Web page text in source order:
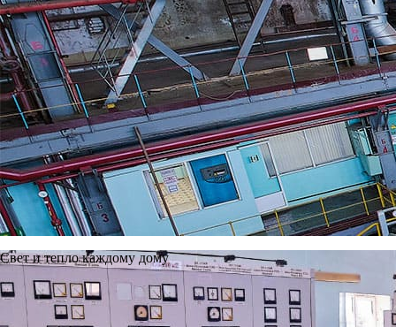
Свет и тепло каждому дому
лечился в госпиталях. За бой под Клайпедой награжден
годы награжден орденом Октябрьской революции. В 1959
электродвигателей электрического цеха ТЭЦ.
Предыдущая
Вернуться
Следующая